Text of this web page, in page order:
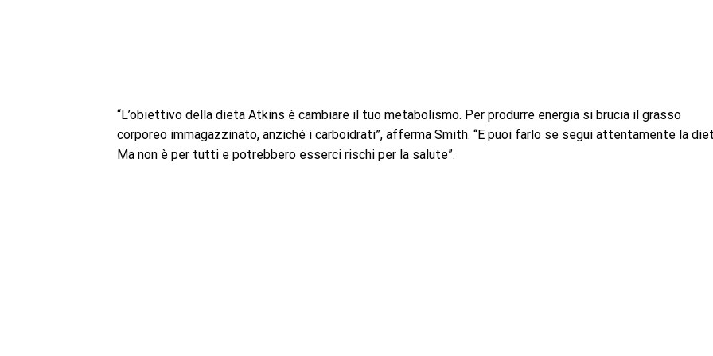
“L’obiettivo della dieta Atkins è cambiare il tuo metabolismo. Per produrre energia si brucia il grasso
corporeo immagazzinato, anziché i carboidrati”, afferma Smith. “E puoi farlo se segui attentamente la
Ma non è per tutti e potrebbero esserci rischi per la salute”.